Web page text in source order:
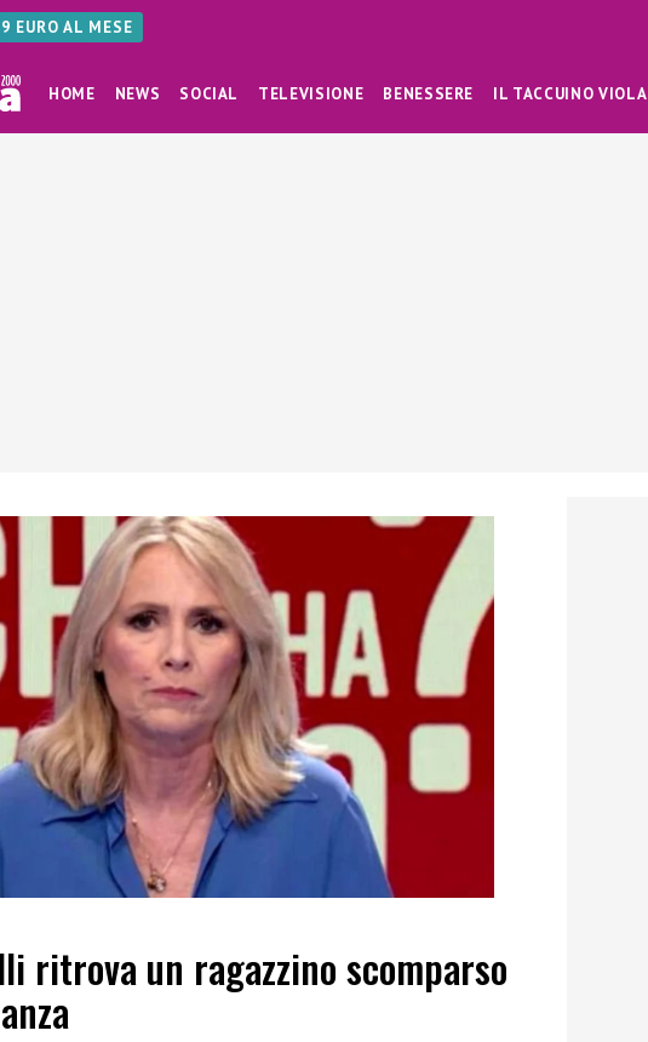
EURO AL MESE
HOME NEWS SOCIAL TELEVISIONE BENESSERE IL TACCUINO VIOLA
ritrova un ragazzino scomparso